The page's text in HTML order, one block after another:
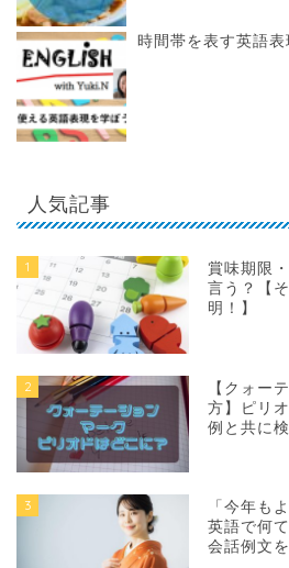
時間帯を表す英語表
人気記事
1
賞味期限
言う？【
明！】
2
【クォー
方】ピリ
例と共に
3
「今年も
英語で何
会話例文を